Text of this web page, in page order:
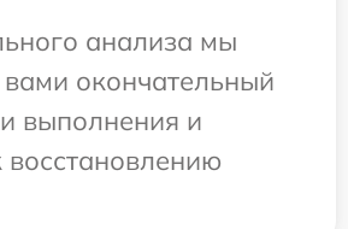
анализа мы
вами окончательный
выполнения и
восстановлению